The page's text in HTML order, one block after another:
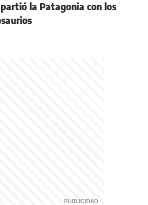
la Patagonia con los